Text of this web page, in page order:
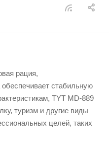
рация,
стабильную
TYT MD-889
туризм и другие виды
целей, таких